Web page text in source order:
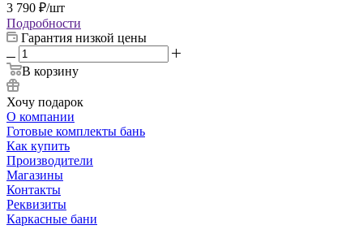
3 790 ₽/шт
Подробности
Гарантия низкой цены
В корзину
Хочу подарок
О компании
Готовые комплекты бань
Как купить
Производители
Магазины
Контакты
Реквизиты
Каркасные бани